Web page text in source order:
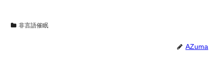
非言語催眠
AZuma